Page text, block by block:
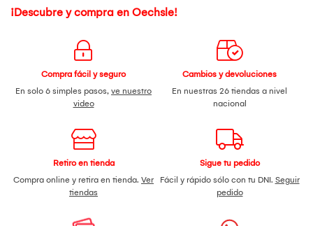
¡Descubre y compra en Oechsle!
Compra fácil y seguro
En solo 6 simples pasos, ve nuestro
video
Cambios y devoluciones
En nuestras 26 tiendas a nivel
nacional
Retiro en tienda
Compra online y retira en tienda. Ver
tiendas
Sigue tu pedido
Fácil y rápido sólo con tu DNI. Seguir
pedido